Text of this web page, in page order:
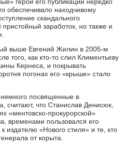
герои его публикаций нередко
обеспечивало находчивому
скандального
заработок, но также и
выше Евгений Жилин в 2005-м
того, как кто-то слил Климентьеву
Кернеса, и покрывать
погонах его «крыше» стало
посвященные в
считают, что Станислав Денисюк,
«ментовско-прокурорской»
временами пользовался его
издателю «Нового стиля» и те, кто
от корыта.